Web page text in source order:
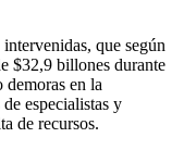
que según
$32,9 billones durante
demoras en la
especialistas y
de recursos.